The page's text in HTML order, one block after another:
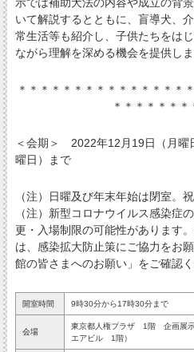
いて解説するとともに、盲導犬、
常生活等も紹介し、子供たちをは
ながら理解を深める機会を提供しま
＊＊＊＊＊＊＊＊＊＊＊＊＊＊＊
＊＊＊＊＊＊＊
＜会期＞ 2022年12月19日（月曜
曜日）まで
（注）日曜及び年末年始は閉室。
（注）新型コロナウイルス感染症
更・入場制限の可能性があります
は、感染拡大防止策にご協力をお
館の皆さまへのお願い」をご確認く
開室時間 9時30分から17時30分まで
会場
東京都人権プラザ 1階 企画展
エアビル 1階）